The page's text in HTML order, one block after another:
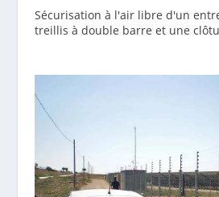
Sécurisation à l'air libre d'un
treillis à double barre et une